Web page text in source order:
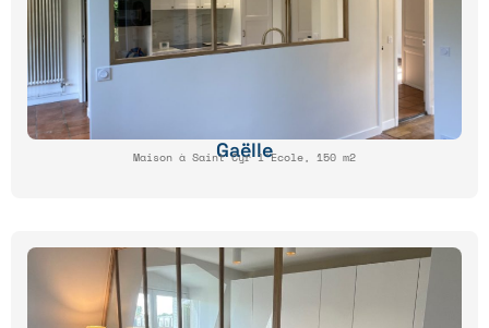
Gaëlle
Maison à Saint Cyr l'Ecole, 150 m2